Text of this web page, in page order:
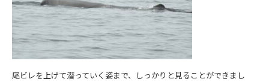
尾ビレを上げて潜っていく姿まで、しっかりと見ることができまし